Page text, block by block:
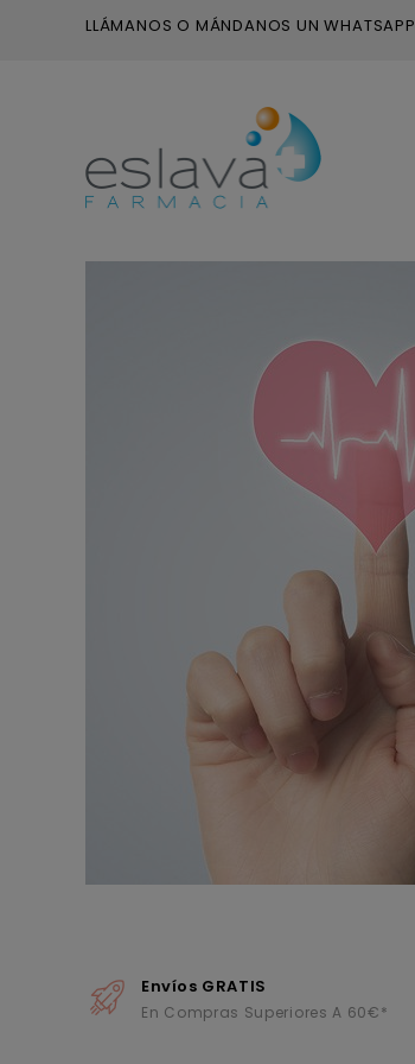
LLÁMANOS O MÁNDANOS UN WHATSAPP
Envíos GRATIS
En Compras Superiores A 60€*